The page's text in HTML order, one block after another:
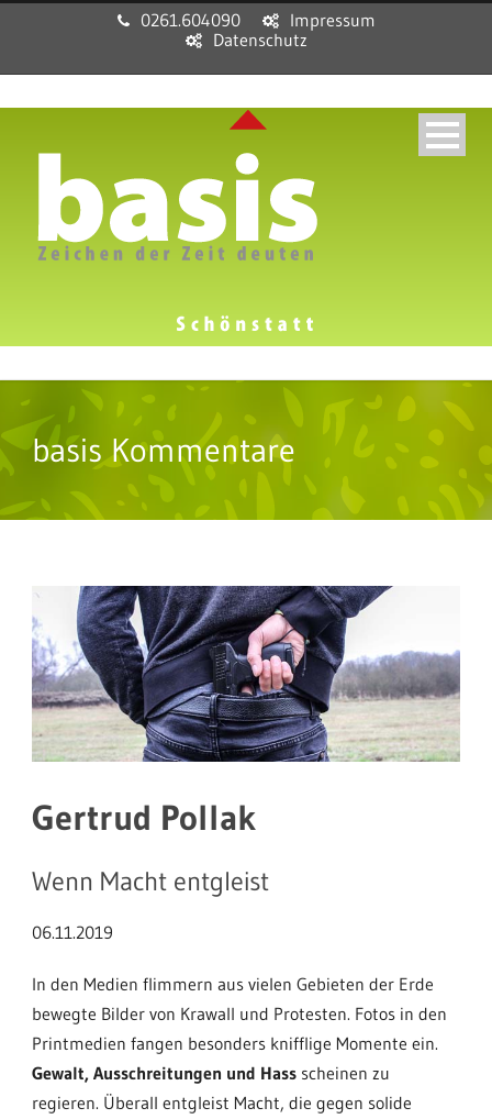
0261.604090
Impressum
Datenschutz
basis Kommentare
Gertrud Pollak
Wenn Macht entgleist
06.11.2019
In den Medien flimmern aus vielen Gebieten der Erde
bewegte Bilder von Krawall und Protesten. Fotos in den
Printmedien fangen besonders knifflige Momente ein.
Gewalt, Ausschreitungen und Hass scheinen zu
regieren. Überall entgleist Macht, die gegen solide